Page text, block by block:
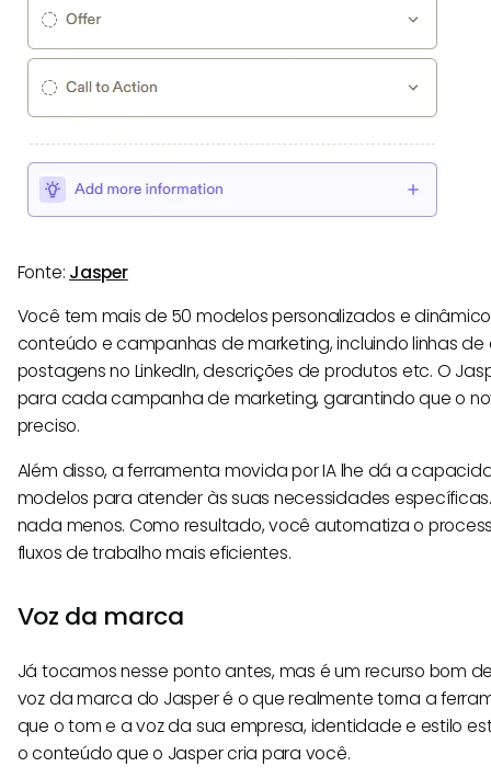
Fonte: Jasper
Você tem mais de 50 modelos personalizados e
conteúdo e campanhas de marketing, incluindo linhas
postagens no LinkedIn, descrições de produtos etc. O
para cada campanha de marketing, garantindo que o
preciso.
Além disso, a ferramenta movida por IA lhe dá a
modelos para atender às suas necessidades
nada menos. Como resultado, você automatiza o
fluxos de trabalho mais eficientes.
Voz da marca
Já tocamos nesse ponto antes, mas é um recurso bom
voz da marca do Jasper é o que realmente torna a
que o tom e a voz da sua empresa, identidade e estilo
o conteúdo que o Jasper cria para você.